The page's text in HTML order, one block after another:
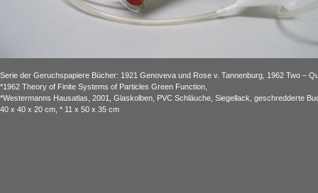
Serie der Geruchspapiere Bücher: 1921 Genoveva und Rose v. Tannenburg, 1962 Two –
*1962 Theory of Finite Systems of Particles Green Function,
*Westermanns Hausatlas, 2001, Glaskolben, PVC Schläuche, Siegellack, geschredderte
40 x 40 x 20 cm, * 11 x 50 x 35 cm